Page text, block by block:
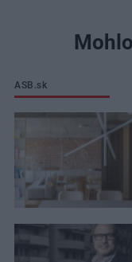
ASB.sk